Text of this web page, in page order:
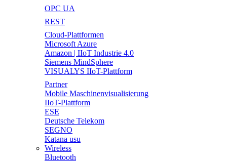
OPC UA
REST
Cloud-Plattformen
Microsoft Azure
Amazon | IIoT Industrie 4.0
Siemens MindSphere
VISUALYS IIoT-Plattform
Partner
Mobile Maschinenvisualisierung
IIoT-Plattform
ESE
Deutsche Telekom
SEGNO
Katana usu
Wireless
Bluetooth